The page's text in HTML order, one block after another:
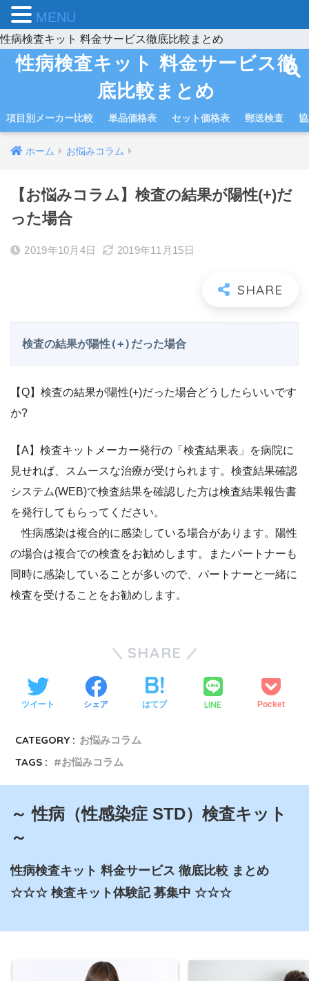
性病検査キット 料金サービス徹底比較まとめ
性病検査キット 料金サービス徹
底比較まとめ
項目別メーカー比較 単品価格表 セット価格表 郵送検査
ホーム お悩みコラム
【お悩みコラム】検査の結果が陽性(+)だ
った場合
2019年10月4日 2019年11月15日
検査の結果が陽性(+)だった場合
【Q】検査の結果が陽性(+)だった場合どうしたらいいです
か?
【A】検査キットメーカー発行の「検査結果表」を病院に
見せれば、スムースな治療が受けられます。検査結果確認
システム(WEB)で検査結果を確認した方は検査結果報告書
を発行してもらってください。
性病感染は複合的に感染している場合があります。陽性
の場合は複合での検査をお勧めします。またパートナーも
同時に感染していることが多いので、パートナーと一緒に
検査を受けることをお勧めします。
SHARE
ツイート シェア はてブ LINE Pocket
CATEGORY : お悩みコラム
TAGS :
お悩みコラム
～ 性病（性感染症 STD）検査キット
～
性病検査キット 料金サービス 徹底比較 まとめ
☆☆☆ 検査キット体験記 募集中 ☆☆☆
MENU